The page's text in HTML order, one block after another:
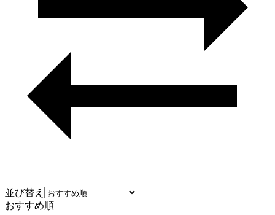
並び替え
おすすめ順